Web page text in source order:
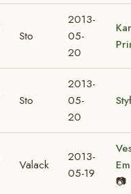
Sto
2013-
05-
20
Sto
2013-
05-
20
Valack
2013-
05-19
📷